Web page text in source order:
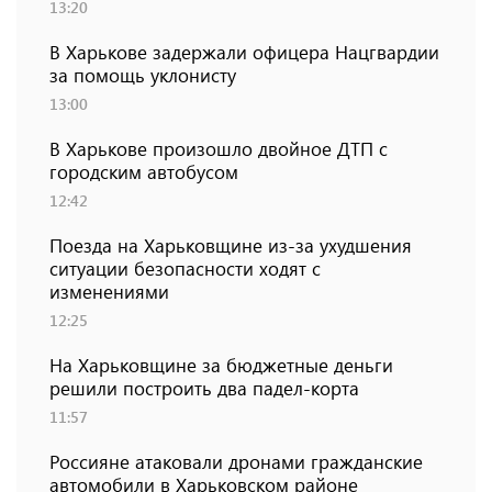
13:20
В Харькове задержали офицера Нацгвардии
за помощь уклонисту
13:00
В Харькове произошло двойное ДТП с
городским автобусом
12:42
Поезда на Харьковщине из-за ухудшения
ситуации безопасности ходят с
изменениями
12:25
На Харьковщине за бюджетные деньги
решили построить два падел-корта
11:57
Россияне атаковали дронами гражданские
автомобили в Харьковском районе